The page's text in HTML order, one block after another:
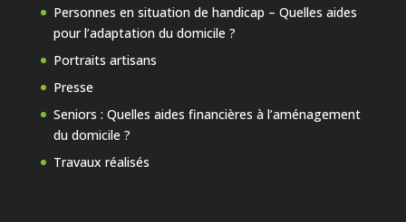
Personnes en situation de handicap – Quelles aides
pour l’adaptation du domicile ?
Portraits artisans
Presse
Seniors : Quelles aides financières à l’aménagement
du domicile ?
Travaux réalisés